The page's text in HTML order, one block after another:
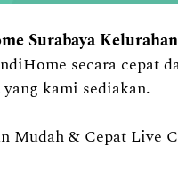
Surabaya
secara cepat
yang kami sediakan.
Mudah & Cepat Live